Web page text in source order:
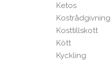
Ketos
Kostrådgivning
Kosttillskott
Kött
Kyckling